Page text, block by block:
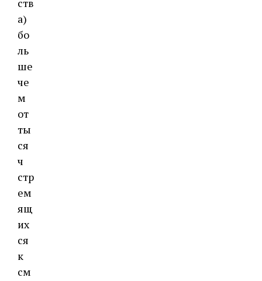
ств
а)
бо
ль
ше
че
м
от
ты
ся
ч
стр
ем
ящ
их
ся
к
см